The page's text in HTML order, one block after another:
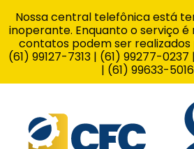
Nossa central telefônica está
inoperante. Enquanto o serviço
contatos podem ser realizados
(61) 99127-7313 | (61) 99277-
| (61) 99633-5016